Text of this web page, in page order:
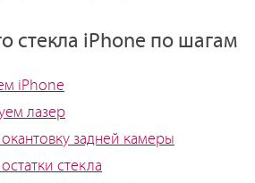
стекла iPhone по шагам
iPhone
лазер
задней камеры
стекла